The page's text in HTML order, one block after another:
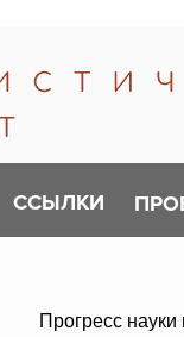
ССЫЛКИ
Прогресс науки